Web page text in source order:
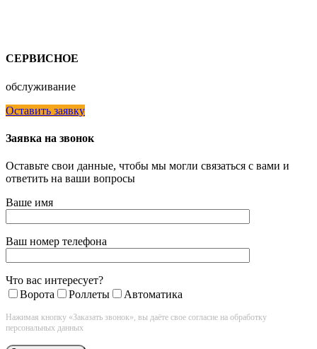
СЕРВИСНОЕ
обслуживание
Оставить заявку
Заявка на звонок
Оставьте свои данные, чтобы мы могли связаться с вами и
ответить на ваши вопросы
Ваше имя
Ваш номер телефона
Что вас интересует?
Ворота
Роллеты Автоматика
Нажимая кнопку «Заказать звонок», вы даёте свое согласие на обработку
персональных данных